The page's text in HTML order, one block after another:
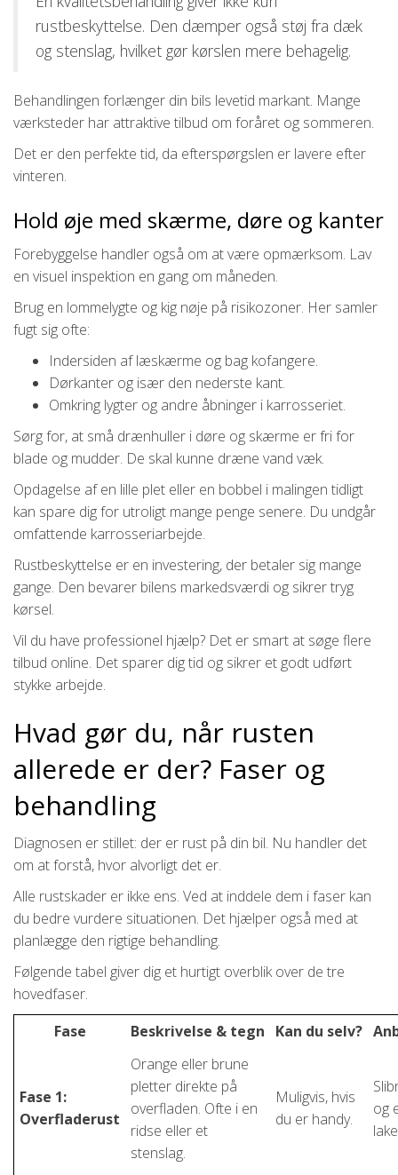
rustbeskyttelse. Den dæmper også støj fra dæk
og stenslag, hvilket gør kørslen mere behagelig.
Behandlingen forlænger din bils levetid markant. Mange
værksteder har attraktive tilbud om foråret og sommeren.
Det er den perfekte tid, da efterspørgslen er lavere efter
vinteren.
Hold øje med skærme, døre og kanter
Forebyggelse handler også om at være opmærksom. Lav
en visuel inspektion en gang om måneden.
Brug en lommelygte og kig nøje på risikozoner. Her samler
fugt sig ofte:
Indersiden af læskærme og bag kofangere.
Dørkanter og især den nederste kant.
Omkring lygter og andre åbninger i karrosseriet.
Sørg for, at små drænhuller i døre og skærme er fri for
blade og mudder. De skal kunne dræne vand væk.
Opdagelse af en lille plet eller en bobbel i malingen tidligt
kan spare dig for utroligt mange penge senere. Du undgår
omfattende karrosseriarbejde.
Rustbeskyttelse er en investering, der betaler sig mange
gange. Den bevarer bilens markedsværdi og sikrer tryg
kørsel.
Vil du have professionel hjælp? Det er smart at søge flere
tilbud online. Det sparer dig tid og sikrer et godt udført
stykke arbejde.
Hvad gør du, når rusten
allerede er der? Faser og
behandling
Diagnosen er stillet: der er rust på din bil. Nu handler det
om at forstå, hvor alvorligt det er.
Alle rustskader er ikke ens. Ved at inddele dem i faser kan
du bedre vurdere situationen. Det hjælper også med at
planlægge den rigtige behandling.
Følgende tabel giver dig et hurtigt overblik over de tre
hovedfaser.
Fase
Beskrivelse & tegn Kan du selv?
Fase 1:
Overfladerust
Orange eller brune
pletter direkte på
overfladen. Ofte i en
ridse eller et
stenslag.
Muligvis, hvis
du er handy.
og